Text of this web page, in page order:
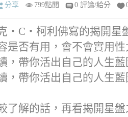
分享 799點閱 0 評論/給分
‧C‧柯利佛寫的揭開星
是否有用，會不會實用
，帶你活出自己的人生
，帶你活出自己的人生藍
了解的話，再看揭開星